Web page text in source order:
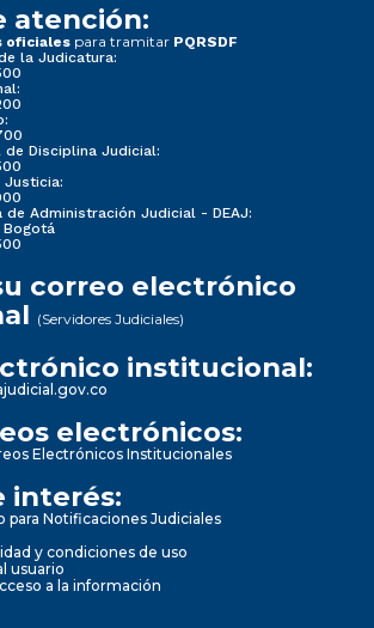
atención:
oficiales para tramitar PQRSDF
la Judicatura:
de Disciplina Judicial:
Justicia:
de Administración Judicial - DEAJ:
Bogotá
correo electrónico
(Servidores Judiciales)
institucional:
electrónicos:
Electrónicos Institucionales
interés:
para Notificaciones Judiciales
y condiciones de uso
usuario
a la información